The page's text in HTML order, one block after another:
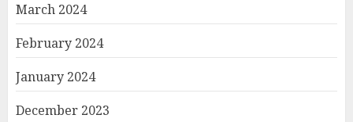
March 2024
February 2024
January 2024
December 2023